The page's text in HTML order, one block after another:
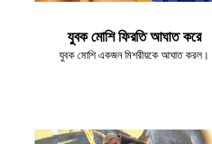
যুবক মোশি ফিরতি আঘাত করে
যুবক মোশি একজন মিশরীয়কে আঘাত করল।